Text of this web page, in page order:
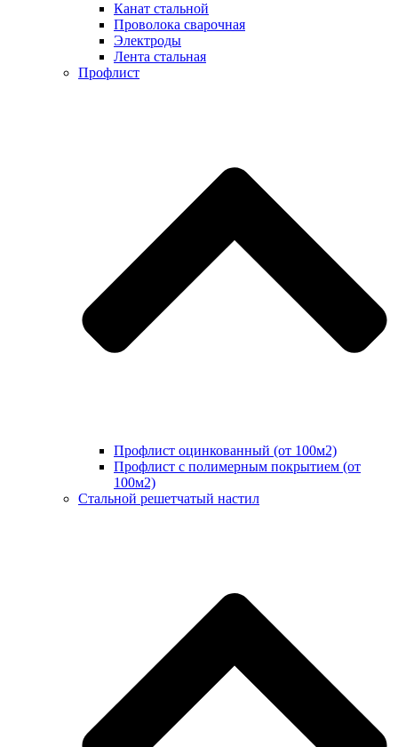
Канат стальной
Проволока сварочная
Электроды
Лента стальная
Профлист
Профлист оцинкованный (от 100м2)
Профлист с полимерным покрытием (от
100м2)
Стальной решетчатый настил